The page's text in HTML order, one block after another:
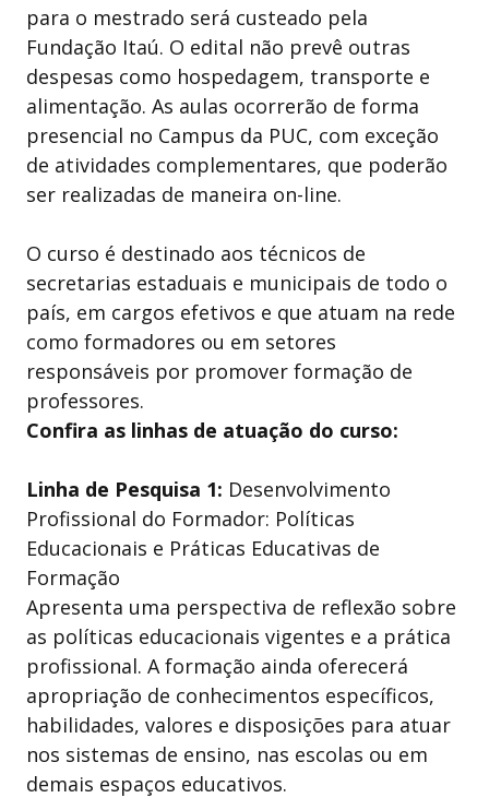
para o mestrado será custeado pela
Fundação Itaú. O edital não prevê outras
despesas como hospedagem, transporte e
alimentação. As aulas ocorrerão de forma
presencial no Campus da PUC, com exceção
de atividades complementares, que poderão
ser realizadas de maneira on-line.
O curso é destinado aos técnicos de
secretarias estaduais e municipais de todo o
país, em cargos efetivos e que atuam na rede
como formadores ou em setores
responsáveis por promover formação de
professores.
Confira as linhas de atuação do curso:
Linha de Pesquisa 1: Desenvolvimento
Profissional do Formador: Políticas
Educacionais e Práticas Educativas de
Formação
Apresenta uma perspectiva de reflexão sobre
as políticas educacionais vigentes e a prática
profissional. A formação ainda oferecerá
apropriação de conhecimentos específicos,
habilidades, valores e disposições para atuar
nos sistemas de ensino, nas escolas ou em
demais espaços educativos.